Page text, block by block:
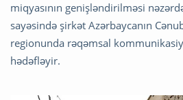
miqyasının genişləndirilməsi
sayəsində şirkət Azərbaycanın
regionunda rəqəmsal
hədəfləyir.